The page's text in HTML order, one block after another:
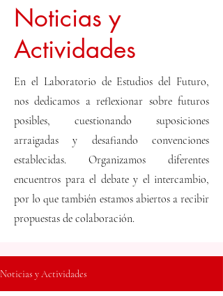
Noticias y
Actividades
En el Laboratorio de Estudios del Futuro,
nos dedicamos a reflexionar sobre futuros
posibles, cuestionando suposiciones
arraigadas y desafiando convenciones
establecidas. Organizamos diferentes
encuentros para el debate y el intercambio,
por lo que también estamos abiertos a recibir
propuestas de colaboración.
Noticias y Actividades